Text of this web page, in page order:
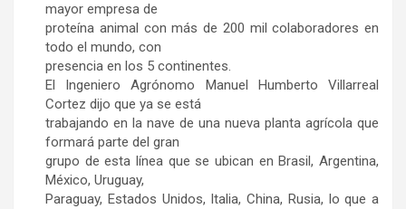
mayor empresa de
proteína animal con más de 200 mil colaboradores en
todo el mundo, con
presencia en los 5 continentes.
El Ingeniero Agrónomo Manuel Humberto Villarreal
Cortez dijo que ya se está
trabajando en la nave de una nueva planta agrícola que
formará parte del gran
grupo de esta línea que se ubican en Brasil, Argentina,
México, Uruguay,
Paraguay, Estados Unidos, Italia, China, Rusia, lo que a